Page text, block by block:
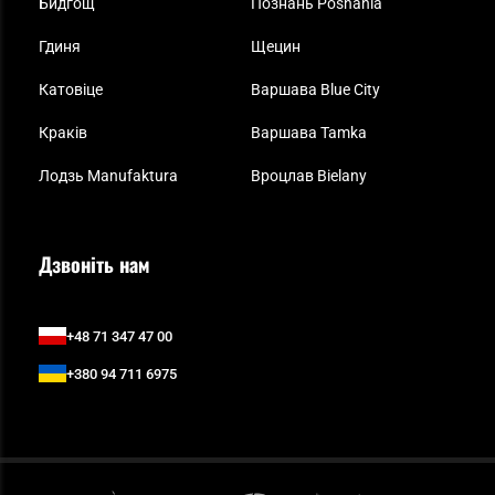
Гдиня
Катовіце
Краків
Лодзь Manufaktura
Щецин
Варшава Blue City
Варшава Tamka
Вроцлав Bielany
Дзвоніть нам
+48 71 347 47 00
+380 94 711 6975